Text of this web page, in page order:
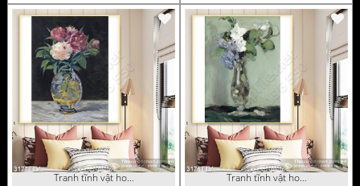
Tranh tĩnh vật hoa quả sơn dầu nghệ thuật
Tranh tĩnh vật hoa quả sơn dầu trang trí tường